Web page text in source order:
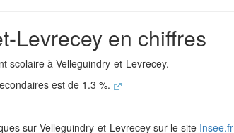
Levrecey en chiffres
scolaire à Velleguindry-et-Levrecey.
est de 1.3 %.
sur Velleguindry-et-Levrecey sur le site Insee.fr